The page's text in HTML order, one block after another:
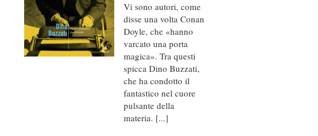
Vi sono autori, come
disse una volta Conan
Doyle, che «hanno
varcato una porta
magica». Tra questi
spicca Dino Buzzati,
che ha condotto il
fantastico nel cuore
pulsante della
materia. [...]